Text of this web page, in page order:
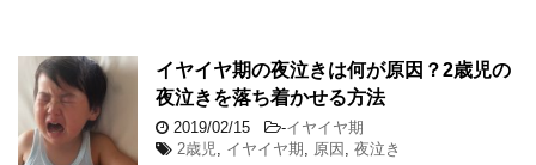
イヤイヤ期の夜泣きは何が原因？2歳児の
夜泣きを落ち着かせる方法
2019/02/15 -イヤイヤ期
2歳児
イヤイヤ期 原因 夜泣き